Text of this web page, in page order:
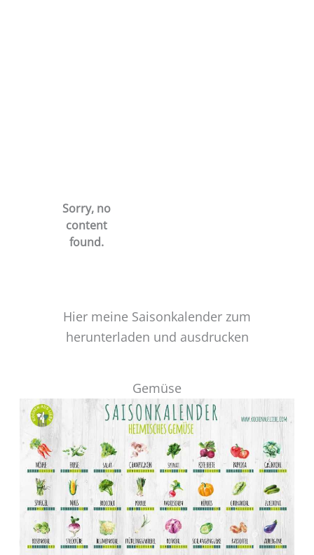
Sorry, no
content
found.
Hier meine Saisonkalender zum
herunterladen und ausdrucken
Gemüse